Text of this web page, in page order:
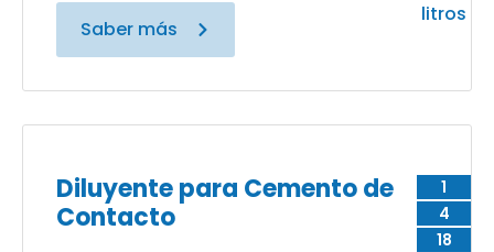
litros
Saber más
1
4
18
Diluyente para Cemento de
Contacto